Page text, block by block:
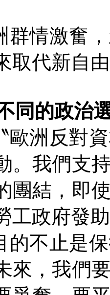
群情激奮
取代新自
同的政治
歐洲反對
。我們支
團結，即
工政府發
的不止是
來，我們